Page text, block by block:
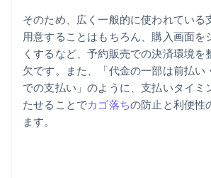
そのため、広く一般的に使われている
用意することはもちろん、購入画面を
くするなど、予約販売での決済環境を
欠です。また、「代金の一部は前払い
での支払い」のように、支払いタイミ
たせることでカゴ落ちの防止と利便性
ます。